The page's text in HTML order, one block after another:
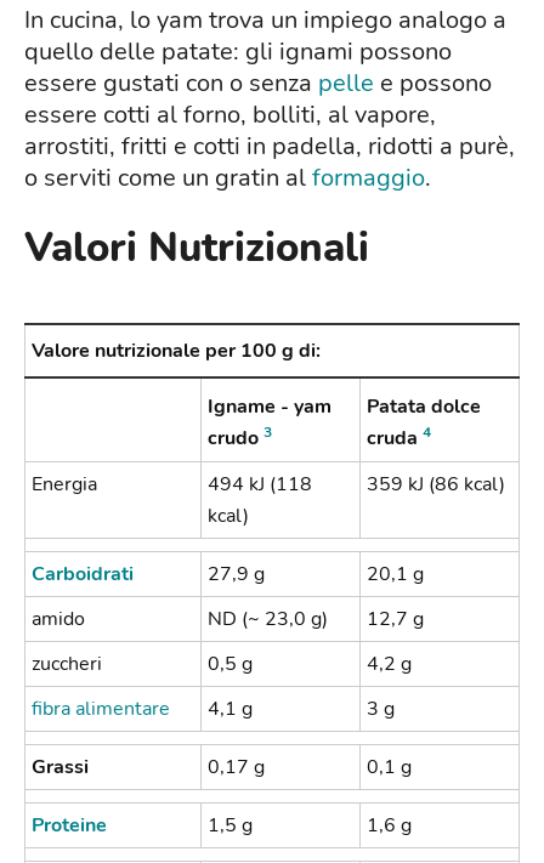
In cucina, lo yam trova un impiego analogo a
quello delle patate: gli ignami possono
essere gustati con o senza pelle e possono
essere cotti al forno, bolliti, al vapore,
arrostiti, fritti e cotti in padella, ridotti a purè,
o serviti come un gratin alformaggio.
Valori Nutrizionali
Valore nutrizionale per 100 g di:
Igname - yam
crudo 3
Patata dolce
cruda 4
Energia
494 kJ (118
kcal)
359 kJ (86 kcal)
Carboidrati 27,9 g
20,1 g
amido
ND (~ 23,0 g)
12,7 g
zuccheri
0,5 g
4,2 g
fibra alimentare
4,1 g 3 g
Grassi 0,17 g 0,1 g
Proteine 1,5 g 1,6 g